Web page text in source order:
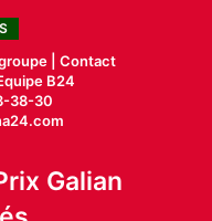
| Contact
B24
38-30
Galian